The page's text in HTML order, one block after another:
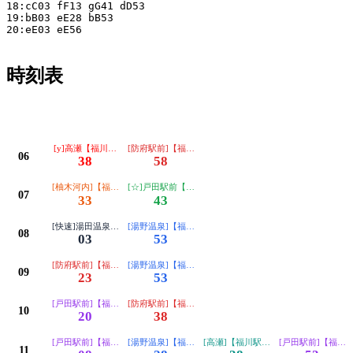
18:cC03 fF13 gG41 dD53
19:bB03 eE28 bB53
20:eE03 eE56
時刻表
06
[y]高瀬【福川駅前（矢地峠）経由】
38
[防府駅前]【福川駅前 富海経由】
58
07
[柚木河内]【福川駅前 湯野温泉経由】
33
[☆]戸田駅前【福川駅前経由】
43
08
[快速]湯田温泉【防府駅前経由】
03
[湯野温泉]【福川駅前経由】
53
09
[防府駅前]【福川駅前 富海経由】
23
[湯野温泉]【福川駅前経由】
53
10
[戸田駅前]【福川駅前経由】
20
[防府駅前]【福川駅前 富海経由】
38
11
[戸田駅前]【福川駅前経由】[湯野温泉]【福川駅前経由】[高瀬]【福川駅前（矢地峠）経由】
[戸田駅前]【福川駅